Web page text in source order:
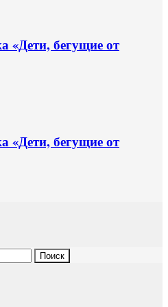
«Дети, бегущие от
«Дети, бегущие от